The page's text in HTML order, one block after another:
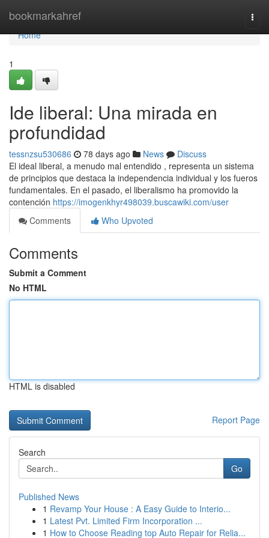
bookmarkahref
Home
Home
1
Ide liberal: Una mirada en
profundidad
tessnzsu530686 78 days ago News
Discuss
El ideal liberal, a menudo mal entendido , representa un sistema
de principios que destaca la independencia individual y los fueros
fundamentales. En el pasado, el liberalismo ha promovido la
contención https://imogenkhyr498039.buscawiki.com/user
Comments
Who Upvoted
Comments
Submit a Comment
No HTML
HTML is disabled
Report Page
Search
Go
Published News
1 Revamp Your House : A Easy Guide to Interio...
1 Latest Pvt. Limited Firm Incorporation ...
1 How to Choose Reading top Auto Repair for Relia...